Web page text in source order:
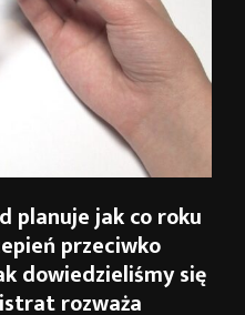
planuje jak co roku
przeciwko
dowiedzieliśmy się
rozważa